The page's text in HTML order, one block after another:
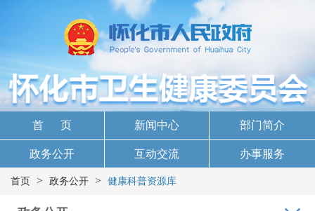
首 页 新闻中心 部门简介
政务公开 互动交流 办事服务
首页 > 政务公开 > 健康科普资源库